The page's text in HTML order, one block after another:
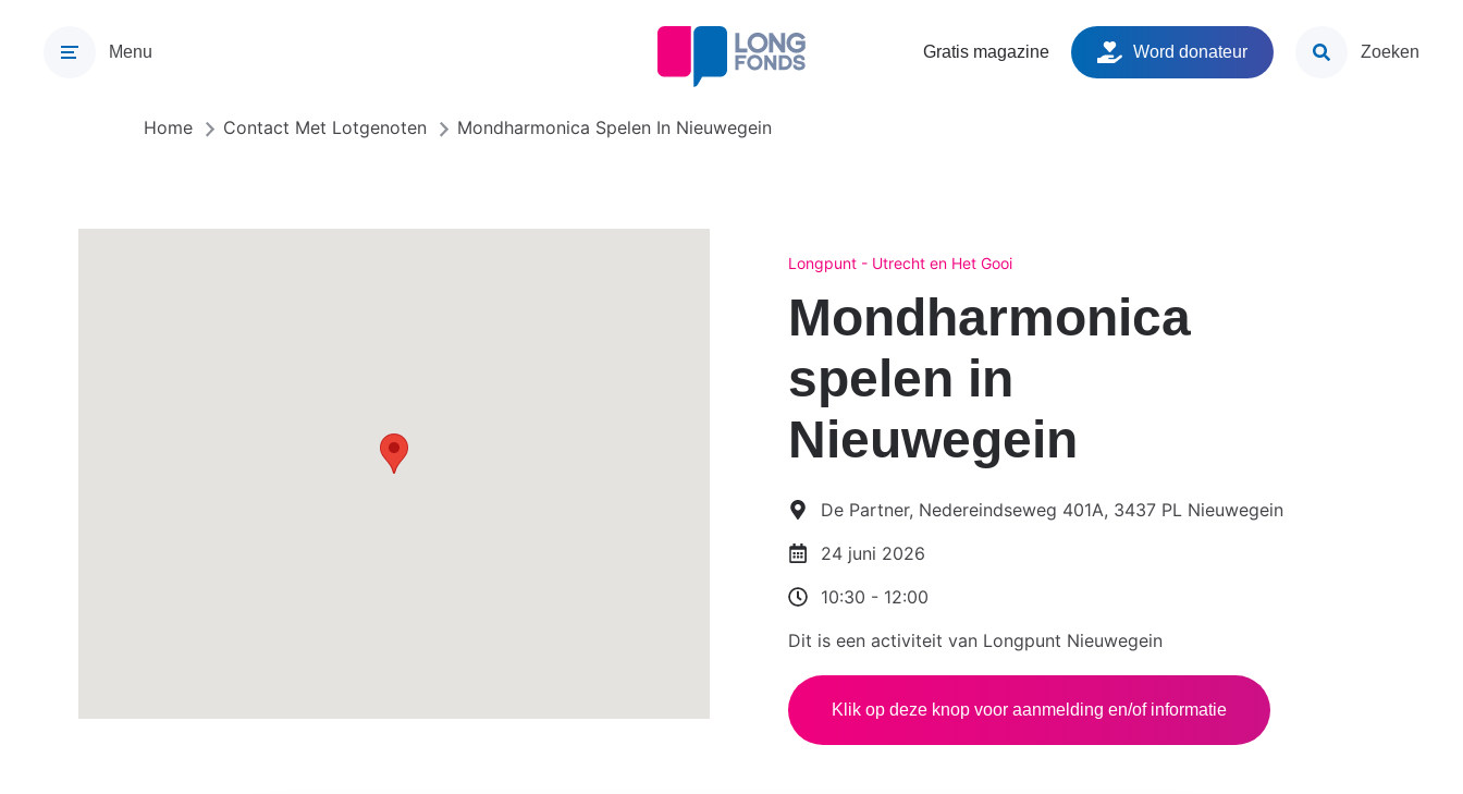
Menu Gratis magazine Word donateur Zoeken
Kruimelpad
Home Contact Met Lotgenoten Mondharmonica Spelen In Nieuwegein
Longpunt - Utrecht en Het Gooi
Mondharmonica
spelen in
Nieuwegein
De Partner, Nedereindseweg 401A, 3437 PL Nieuwegein
24 juni 2026
10:30 - 12:00
Dit is een activiteit van Longpunt Nieuwegein
Klik op deze knop voor aanmelding en/of informatie